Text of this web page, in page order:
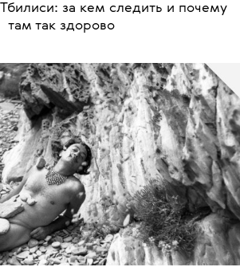
за кем следить и почему
там так здорово